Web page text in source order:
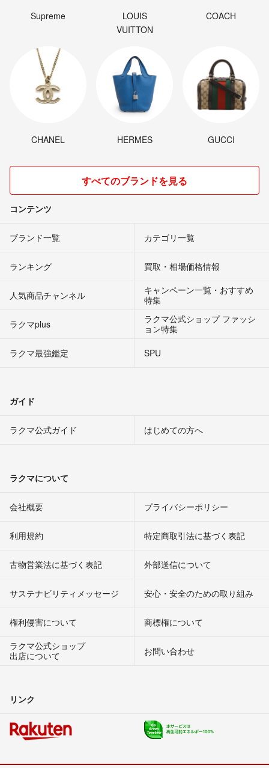
Supreme
LOUIS
VUITTON
COACH
CHANEL HERMES GUCCI
すべてのブランドを見る
コンテンツ
ブランド一覧 カテゴリ一覧
ランキング 買取・相場価格情報
人気商品チャンネル
キャンペーン一覧・おすすめ
特集
ラクマplus
ラクマ公式ショップ ファッシ
ョン特集
ラクマ最強鑑定
SPU
ガイド
ラクマ公式ガイド はじめての方へ
ラクマについて
会社概要 プライバシーポリシー
利用規約 特定商取引法に基づく表記
古物営業法に基づく表記 外部送信について
サステナビリティメッセージ 安心・安全のための取り組み
権利侵害について
商標権について
ラクマ公式ショップ
出店について
お問い合わせ
リンク